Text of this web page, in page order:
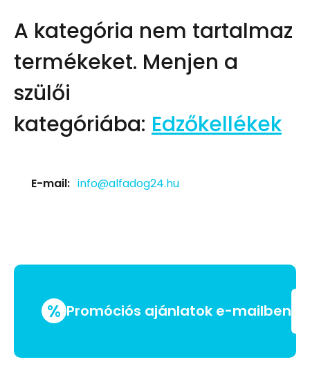
A kategória nem tartalmaz
termékeket. Menjen a
szülői
kategóriába: Edzőkellékek
E-mail: info@alfadog24.hu
% Promóciós ajánlatok e-mailben